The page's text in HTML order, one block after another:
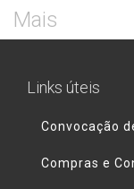
Mais
Links úteis
Convocação
Compras e